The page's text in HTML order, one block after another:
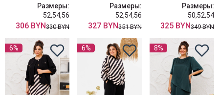
Размеры:
52,54,56
306 BYN330 BYN
Размеры:
52,54,56
327 BYN351 BYN
Размеры:
50,52,54
325 BYN349 BYN
6% 6% 8%